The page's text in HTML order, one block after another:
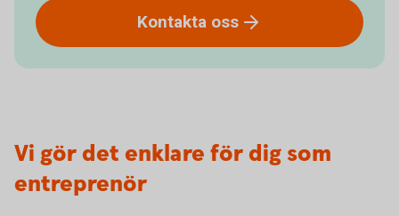
Kontakta oss
Vi gör det enklare för dig som
entreprenör